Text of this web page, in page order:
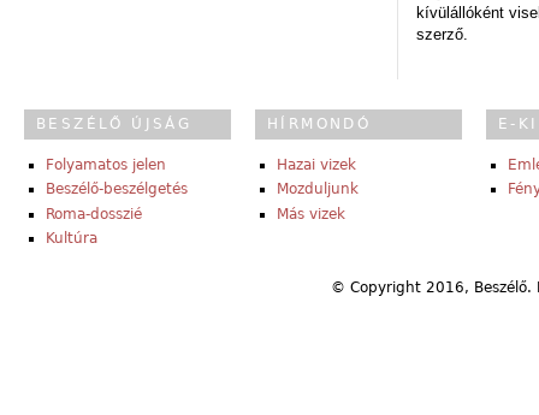
kívülállóként
szerző.
BESZÉLŐ ÚJSÁG
Folyamatos jelen
Beszélő-beszélgetés
Roma-dosszié
Kultúra
HÍRMONDÓ
Hazai vizek
Mozduljunk
Más vizek
E-
© Copyright 2016,